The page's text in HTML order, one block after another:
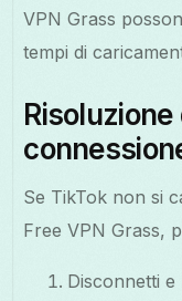
VPN Grass
tempi di
Se TikTok non si
Free VPN Grass,
Disconnetti